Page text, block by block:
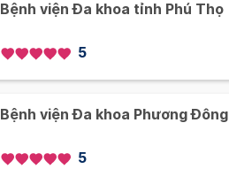
Bệnh viện Đa khoa tỉnh Phú Thọ
5
Bệnh viện Đa khoa Phương Đông
5